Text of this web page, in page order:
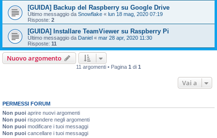
[GUIDA] Backup del Raspberry su Google Drive
Ultimo messaggio da Snowflake « lun 18 mag, 2020 07:19
Risposte: 2
[GUIDA] Installare TeamViewer su Raspberry Pi
Ultimo messaggio da Daniel « mar 28 apr, 2020 11:30
Risposte: 11
Nuovo argomento
11 argomenti • Pagina 1 di 1
Vai a
PERMESSI FORUM
Non puoi aprire nuovi argomenti
Non puoi rispondere negli argomenti
Non puoi modificare i tuoi messaggi
Non puoi cancellare i tuoi messaggi